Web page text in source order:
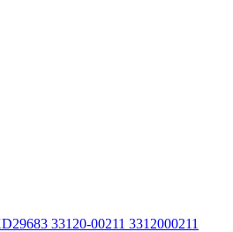
33120-00211 3312000211